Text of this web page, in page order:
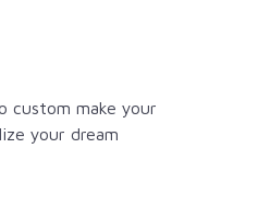
custom make your
your dream